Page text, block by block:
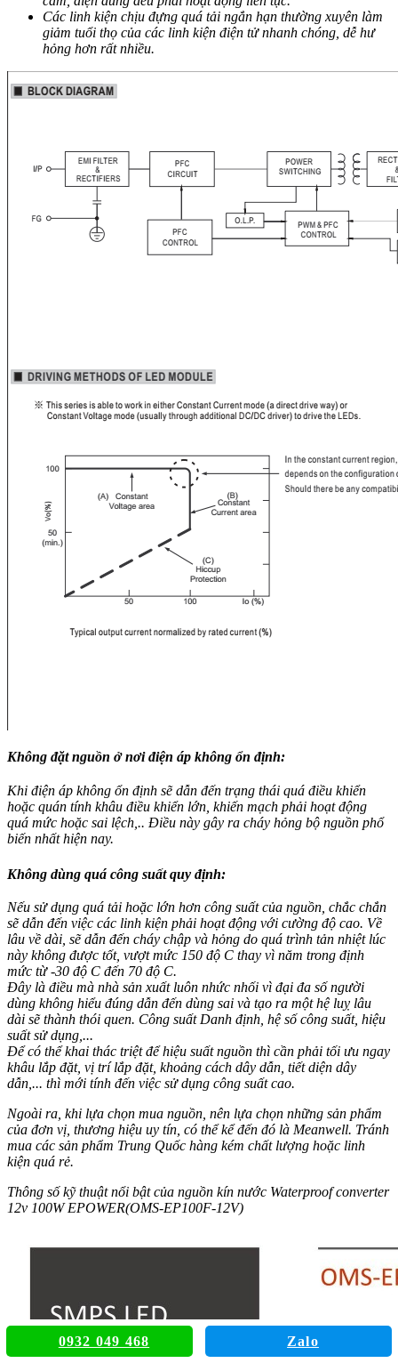
Các linh kiện chịu đựng quá tải ngắn hạn thường xuyên làm
giảm tuổi thọ của các linh kiện điện tử nhanh chóng, dễ hư
hỏng hơn rất nhiều.
Không đặt nguồn ở nơi điện áp không ổn định:
Khi điện áp không ổn định sẽ dẫn đến trạng thái quá điều khiển
hoặc quán tính khâu điều khiển lớn, khiến mạch phải hoạt động
quá mức hoặc sai lệch,.. Điều này gây ra cháy hỏng bộ nguồn phổ
biến nhất hiện nay.
Không dùng quá công suất quy định:
Nếu sử dụng quá tải hoặc lớn hơn công suất của nguồn, chắc chắn
sẽ dẫn đến việc các linh kiện phải hoạt động với cường độ cao. Về
lâu về dài, sẽ dẫn đến cháy chập và hỏng do quá trình tản nhiệt lúc
này không được tốt, vượt mức 150 độ C thay vì năm trong định
mức từ -30 độ C đến 70 độ C.
Đây là điều mà nhà sản xuất luôn nhức nhối vì đại đa số người
dùng không hiểu đúng dẫn đến dùng sai và tạo ra một hệ luỵ lâu
dài sẽ thành thói quen. Công suất Danh định, hệ số công suất, hiệu
suất sử dụng,...
Để có thể khai thác triệt để hiệu suất nguồn thì cần phải tối ưu ngay
khâu lắp đặt, vị trí lắp đặt, khoảng cách dây dẫn, tiết diện dây
dẫn,... thì mới tính đến việc sử dụng công suất cao.
Ngoài ra, khi lựa chọn mua nguồn, nên lựa chọn những sản phẩm
của đơn vị, thương hiệu uy tín, có thể kể đến đó là Meanwell. Tránh
mua các sản phẩm Trung Quốc hàng kém chất lượng hoặc linh
kiện quá rẻ.
Thông số kỹ thuật nổi bật của nguồn kín nước Waterproof converter
12v 100W EPOWER(OMS-EP100F-12V)
0932 049 468 Zalo